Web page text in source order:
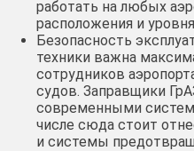
работать на любых
расположения и
Безопасность
техники важна
сотрудников
судов. Заправщики
современными
числе сюда стоит
и системы